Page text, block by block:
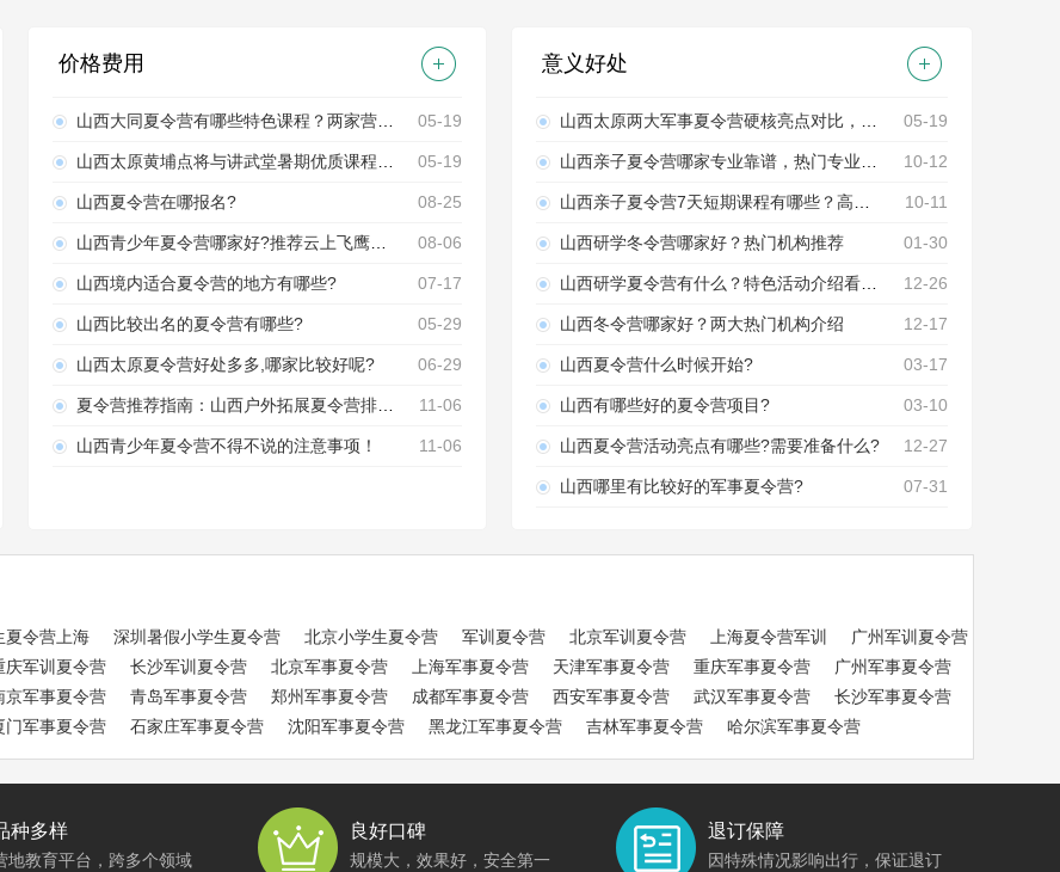
价格费用
05-19
05-19
山西夏令营在哪报名? 08-25
08-06
山西境内适合夏令营的地方有哪些? 07-17
山西比较出名的夏令营有哪些? 05-29
山西太原夏令营好处多多,哪家比较好呢? 06-29
11-06
山西青少年夏令营不得不说的注意事项！ 11-06
意义好处
05-19
10-12
10-11
山西研学冬令营哪家好？热门机构推荐 01-30
12-26
山西冬令营哪家好？两大热门机构介绍 12-17
山西夏令营什么时候开始? 03-17
山西有哪些好的夏令营项目? 03-10
山西夏令营活动亮点有哪些?需要准备什么? 12-27
山西哪里有比较好的军事夏令营? 07-31
夏令营上海 深圳暑假小学生夏令营 北京小学生夏令营 军训夏令营 北京军训夏令营 上海夏令营军训
广州军训夏令营
庆军训夏令营 长沙军训夏令营 北京军事夏令营 上海军事夏令营 天津军事夏令营 重庆军事夏令营
广州军事夏令营
京军事夏令营 青岛军事夏令营 郑州军事夏令营 成都军事夏令营 西安军事夏令营 武汉军事夏令营
长沙军事夏令营
门军事夏令营 石家庄军事夏令营 沈阳军事夏令营 黑龙江军事夏令营 吉林军事夏令营 哈尔滨军事夏令营
种多样
地教育平台，跨多个领域
良好口碑
规模大，效果好，安全第一
退订保障
因特殊情况影响出行，保证退订